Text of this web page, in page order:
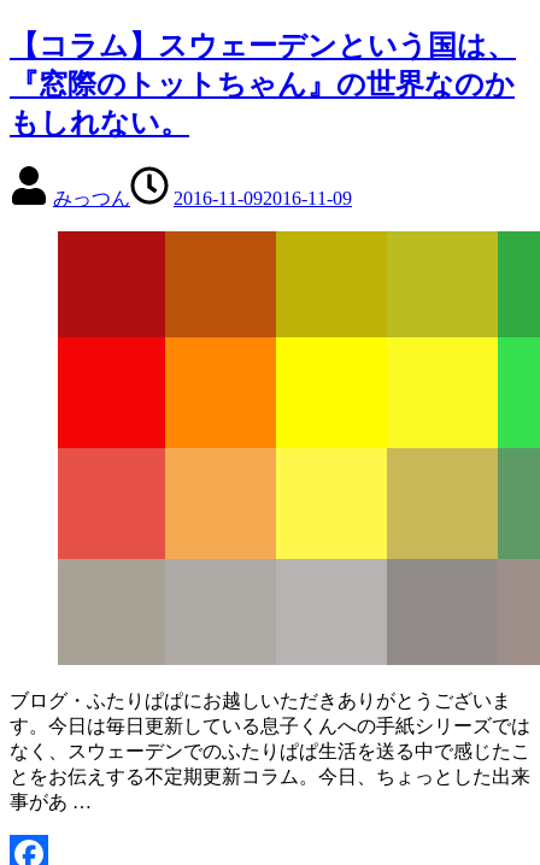
【コラム】スウェーデンという国は、
『窓際のトットちゃん』の世界なのか
もしれない。
みっつん 2016-11-092016-11-09
ブログ・ふたりぱぱにお越しいただきありがとうございま
す。今日は毎日更新している息子くんへの手紙シリーズでは
なく、スウェーデンでのふたりぱぱ生活を送る中で感じたこ
とをお伝えする不定期更新コラム。今日、ちょっとした出来
事があ …